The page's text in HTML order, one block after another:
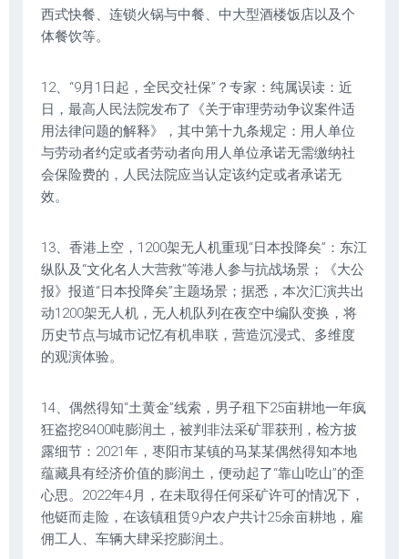
西式快餐、连锁火锅与中餐、中大型酒楼饭店以及个
体餐饮等。
12、“9月1日起，全民交社保”？专家：纯属误读：近
日，最高人民法院发布了《关于审理劳动争议案件适
用法律问题的解释》，其中第十九条规定：用人单位
与劳动者约定或者劳动者向用人单位承诺无需缴纳社
会保险费的，人民法院应当认定该约定或者承诺无
效。
13、香港上空，1200架无人机重现“日本投降矣”：东江
纵队及“文化名人大营救”等港人参与抗战场景；《大公
报》报道“日本投降矣”主题场景；据悉，本次汇演共出
动1200架无人机，无人机队列在夜空中编队变换，将
历史节点与城市记忆有机串联，营造沉浸式、多维度
的观演体验。
14、偶然得知“土黄金”线索，男子租下25亩耕地一年疯
狂盗挖8400吨膨润土，被判非法采矿罪获刑，检方披
露细节：2021年，枣阳市某镇的马某某偶然得知本地
蕴藏具有经济价值的膨润土，便动起了“靠山吃山”的歪
心思。2022年4月，在未取得任何采矿许可的情况下，
他铤而走险，在该镇租赁9户农户共计25余亩耕地，雇
佣工人、车辆大肆采挖膨润土。